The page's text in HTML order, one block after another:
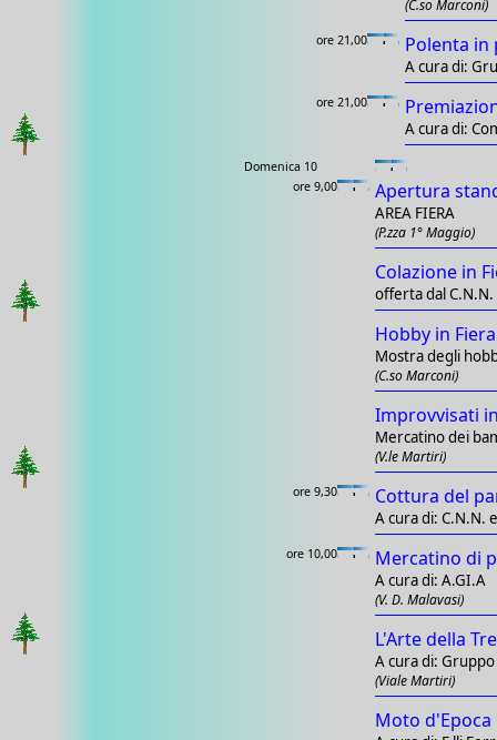
(C.so Marconi)
ore 21,00 Polenta in
A cura di:
ore 21,00
A cura di:
Domenica 10
ore 9,00
Apertura
AREA FIERA
(P.zza 1° Maggio)
Colazione in
offerta dal C.N.N.
Hobby in Fiera
Mostra degli
(C.so Marconi)
Improvvisati
Mercatino dei
(V.le Martiri)
ore 9,30 Cottura del
A cura di: C.N.N.
ore 10,00 Mercatino di
A cura di: A.GI.A
(V. D. Malavasi)
L'Arte della
A cura di:
(Viale Martiri)
Moto d'Epoca